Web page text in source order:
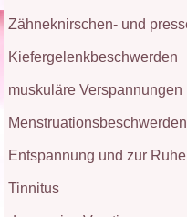
Zähneknirschen- und
Kiefergelenkbeschwerden
muskuläre Verspannungen
Menstruationsbeschwerden
Entspannung und zur
Tinnitus